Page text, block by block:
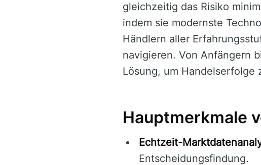
gleichzeitig das Risiko
indem sie modernste
Händlern aller
navigieren. Von Anfängern
Lösung, um Handelserfolge
Hauptmerkmale
Echtzeit-
Entscheidungsfindung.